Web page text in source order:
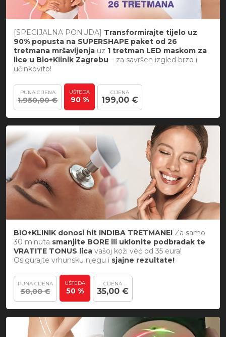
[SPECIJALNA PONUDA] Transformirajte tijelo uz
90% popusta na SUPERSHAPE paket od 26
tretmana mršavljenja uz 1 tretman LED maskom za
lice u Bio+Klinik Zagrebu – za savršen izgled brzo i
učinkovito!
PUNA CIJENA
1.950,00 €
UŠTEDA
90 %
CIJENA
199,00 €
BIO+KLINIK donosi hit INDIBA TRETMANE! Za samo
30 minuta smanjite BORE ili uklonite podbradak te
VRATITE TONUS lica vašoj koži već od 35 eura!
Osigurajte vrhunsku njegu i sjajne rezultate!
PUNA CIJENA
50,00 €
UŠTEDA
50 %
CIJENA
35,00 €